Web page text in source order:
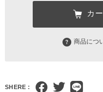
カ
商品につ
SHERE :